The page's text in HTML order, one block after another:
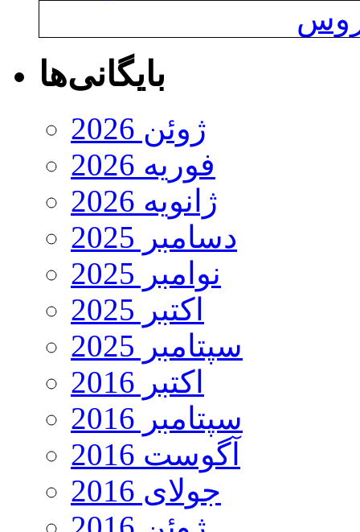
بایگانی‌ها
ژوئن 2026
فوریه 2026
ژانویه 2026
دسامبر 2025
نوامبر 2025
اکتبر 2025
سپتامبر 2025
اکتبر 2016
سپتامبر 2016
آگوست 2016
جولای 2016